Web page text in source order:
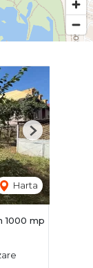
Harta
Next
1000 mp